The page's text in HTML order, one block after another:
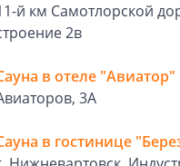
й км Самотлорской
2в
в отеле "Авиатор"
3А
в гостинице